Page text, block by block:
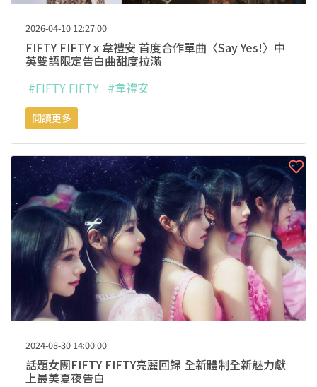
2026-04-10 12:27:00
FIFTY FIFTY x 韋禮安 首度合作單曲〈Say Yes!〉中
英雙語限定告白曲甜度拉滿
#FIFTY FIFTY #韋禮安
閱讀更多
2024-08-30 14:00:00
話題女團FIFTY FIFTY亮麗回歸 全新體制全新魅力獻
上最美夏夜告白